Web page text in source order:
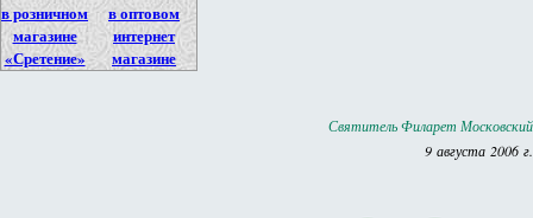
в розничном
магазине
«Сретение»
в оптовом
интернет
магазине
Святитель Филарет Московский
9 августа 2006 г.